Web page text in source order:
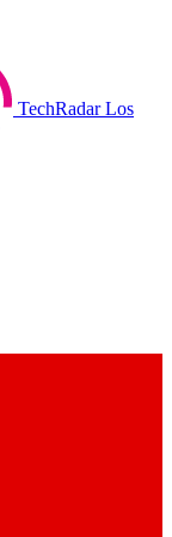
TechRadar Los